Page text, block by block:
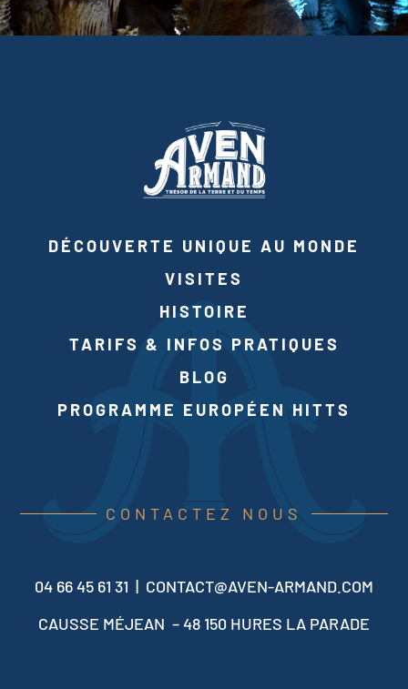
DÉCOUVERTE UNIQUE AU MONDE
VISITES
HISTOIRE
TARIFS & INFOS PRATIQUES
BLOG
PROGRAMME EUROPÉEN HITTS
CONTACTEZ NOUS
04 66 45 61 31 | CONTACT@AVEN-ARMAND.COM
CAUSSE MÉJEAN – 48 150 HURES LA PARADE